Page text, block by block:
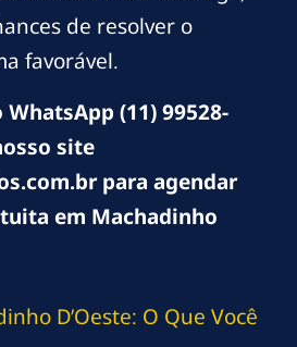
de resolver o
favorável.
(11) 99528-
site
para agendar
em Machadinho
D’Oeste: O Que Você